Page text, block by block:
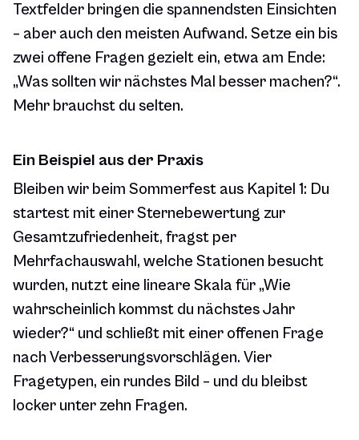
Textfelder bringen die spannendsten Einsichten
– aber auch den meisten Aufwand. Setze ein bis
zwei offene Fragen gezielt ein, etwa am Ende:
„Was sollten wir nächstes Mal besser machen?“.
Mehr brauchst du selten.
Ein Beispiel aus der Praxis
Bleiben wir beim Sommerfest aus Kapitel 1: Du
startest mit einer Sternebewertung zur
Gesamtzufriedenheit, fragst per
Mehrfachauswahl, welche Stationen besucht
wurden, nutzt eine lineare Skala für „Wie
wahrscheinlich kommst du nächstes Jahr
wieder?“ und schließt mit einer offenen Frage
nach Verbesserungsvorschlägen. Vier
Fragetypen, ein rundes Bild – und du bleibst
locker unter zehn Fragen.